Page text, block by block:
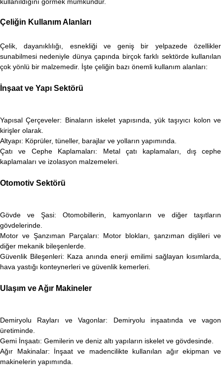
Çeliğin Kullanım Alanları
Çelik, dayanıklılığı, esnekliği ve geniş bir yelpazede özellikler
sunabilmesi nedeniyle dünya çapında birçok farklı sektörde kullanılan
çok yönlü bir malzemedir. İşte çeliğin bazı önemli kullanım alanları:
İnşaat ve Yapı Sektörü
Yapısal Çerçeveler: Binaların iskelet yapısında, yük taşıyıcı kolon ve
kirişler olarak.
Altyapı: Köprüler, tüneller, barajlar ve yolların yapımında.
Çatı ve Cephe Kaplamaları: Metal çatı kaplamaları, dış cephe
kaplamaları ve izolasyon malzemeleri.
Otomotiv Sektörü
Gövde ve Şasi: Otomobillerin, kamyonların ve diğer taşıtların
gövdelerinde.
Motor ve Şanzıman Parçaları: Motor blokları, şanzıman dişlileri ve
diğer mekanik bileşenlerde.
Güvenlik Bileşenleri: Kaza anında enerji emilimi sağlayan kısımlarda,
hava yastığı konteynerleri ve güvenlik kemerleri.
Ulaşım ve Ağır Makineler
Demiryolu Rayları ve Vagonlar: Demiryolu inşaatında ve vagon
üretiminde.
Gemi İnşaatı: Gemilerin ve deniz altı yapıların iskelet ve gövdesinde.
Ağır Makinalar: İnşaat ve madencilikte kullanılan ağır ekipman ve
makinelerin yapımında.